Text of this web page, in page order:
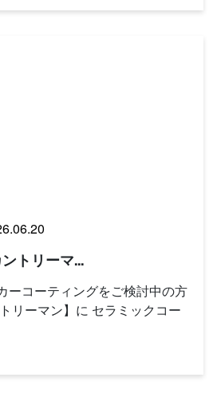
ントリーマ...
ーコーティングをご検討中の方
リーマン】に セラミックコー